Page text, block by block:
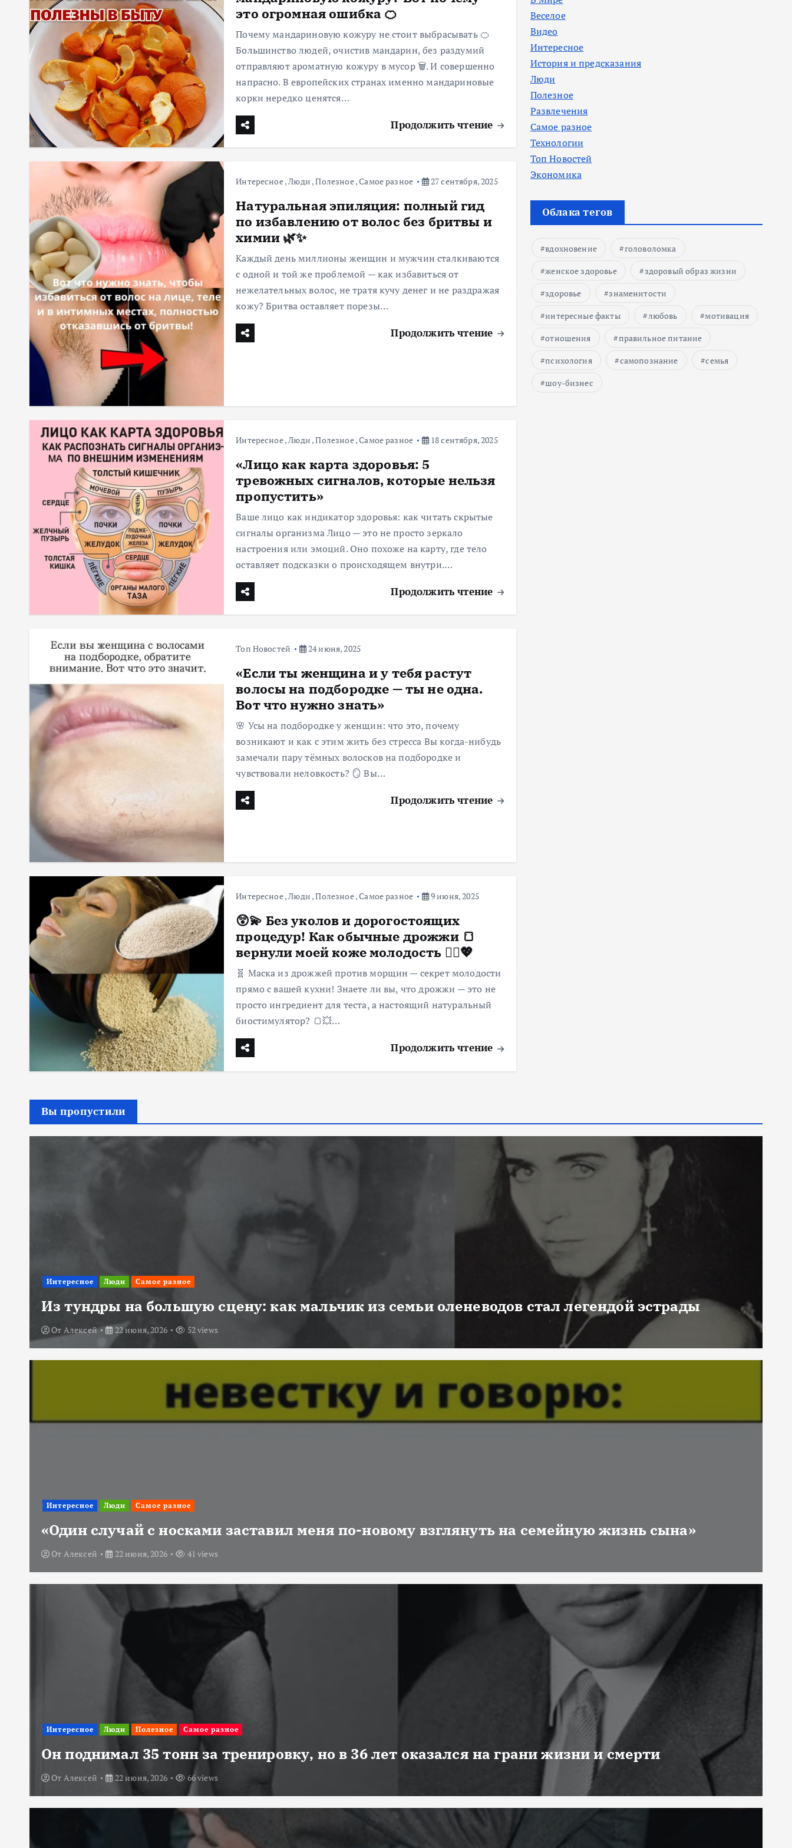
это огромная ошибка 🍊
Почему мандариновую кожуру не стоит выбрасывать 🍊
Большинство людей, очистив мандарин, без раздумий
отправляют ароматную кожуру в мусор 🗑️. И совершенно
напрасно. В европейских странах именно мандариновые
корки нередко ценятся…
Продолжить чтение
Интересное,Люди ,Полезное,Самое разное 27 сентября, 2025
Натуральная эпиляция: полный гид
по избавлению от волос без бритвы и
химии 🌿✨
Каждый день миллионы женщин и мужчин сталкиваются
с одной и той же проблемой — как избавиться от
нежелательных волос, не тратя кучу денег и не раздражая
кожу? Бритва оставляет порезы…
Продолжить чтение
Интересное,Люди ,Полезное,Самое разное 18 сентября, 2025
«Лицо как карта здоровья: 5
тревожных сигналов, которые нельзя
пропустить»
Ваше лицо как индикатор здоровья: как читать скрытые
сигналы организма Лицо — это не просто зеркало
настроения или эмоций. Оно похоже на карту, где тело
оставляет подсказки о происходящем внутри.…
Продолжить чтение
Топ Новостей 24 июня, 2025
«Если ты женщина и у тебя растут
волосы на подбородке — ты не одна.
Вот что нужно знать»
🌸 Усы на подбородке у женщин: что это, почему
возникают и как с этим жить без стресса Вы когда-нибудь
замечали пару тёмных волосков на подбородке и
чувствовали неловкость? 🪞 Вы…
Продолжить чтение
Интересное,Люди ,Полезное,Самое разное 9 июня, 2025
😲💫 Без уколов и дорогостоящих
процедур! Как обычные дрожжи 🍞
вернули моей коже молодость 💆‍♀️💖
🧬 Маска из дрожжей против морщин — секрет молодости
прямо с вашей кухни! Знаете ли вы, что дрожжи — это не
просто ингредиент для теста, а настоящий натуральный
биостимулятор? 🍞💥…
Продолжить чтение
Веселое
Видео
Интересное
История и предсказания
Люди
Полезное
Развлечения
Самое разное
Технологии
Топ Новостей
Экономика
Облака тегов
вдохновение
головоломка
женское здоровье
здоровый образ жизни
здоровье
знаменитости
интересные факты
любовь
мотивация
отношения
правильное питание
психология
самопознание
семья
шоу-бизнес
Вы пропустили
Интересное Люди Самое разное
Из тундры на большую сцену: как мальчик из семьи оленеводов стал легендой эстрады
От Алексей 22 июня, 2026 52 views
Интересное Люди Самое разное
«Один случай с носками заставил меня по-новому взглянуть на семейную жизнь сына»
От Алексей 22 июня, 2026 41 views
Интересное Люди Полезное Самое разное
Он поднимал 35 тонн за тренировку, но в 36 лет оказался на грани жизни и смерти
От Алексей 22 июня, 2026 66 views